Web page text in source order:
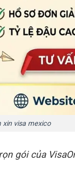
xin visa mexico
gói của